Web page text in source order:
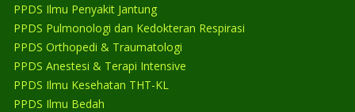
PPDS Ilmu Penyakit Jantung
PPDS Pulmonologi dan Kedokteran Respirasi
PPDS Orthopedi & Traumatologi
PPDS Anestesi & Terapi Intensive
PPDS Ilmu Kesehatan THT-KL
PPDS Ilmu Bedah